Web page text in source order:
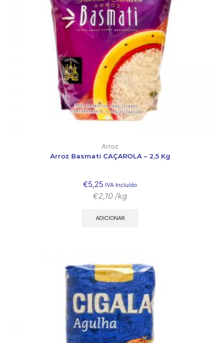
Arroz
Arroz Basmati CAÇAROLA – 2,5 Kg
€5,25 IVA Incluído
€2,10 /kg
ADICIONAR